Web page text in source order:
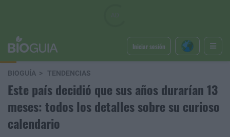
Iniciar sesión
BIOGUÍA TENDENCIAS
Este país decidió que sus años durarían 13
meses: todos los detalles sobre su curioso
calendario